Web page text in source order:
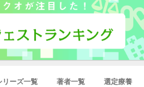
リーズ一覧 著者一覧 選定療養